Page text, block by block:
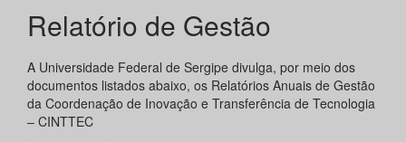
Relatório de Gestão
A Universidade Federal de Sergipe divulga, por meio dos
documentos listados abaixo, os Relatórios Anuais de Gestão
da Coordenação de Inovação e Transferência de Tecnologia
– CINTTEC